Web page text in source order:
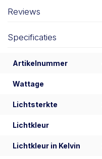
Reviews
Specificaties
Artikelnummer
Wattage
Lichtsterkte
Lichtkleur
Lichtkleur in Kelvin